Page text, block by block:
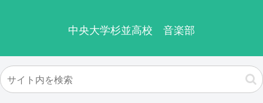
中央大学杉並高校 音楽部